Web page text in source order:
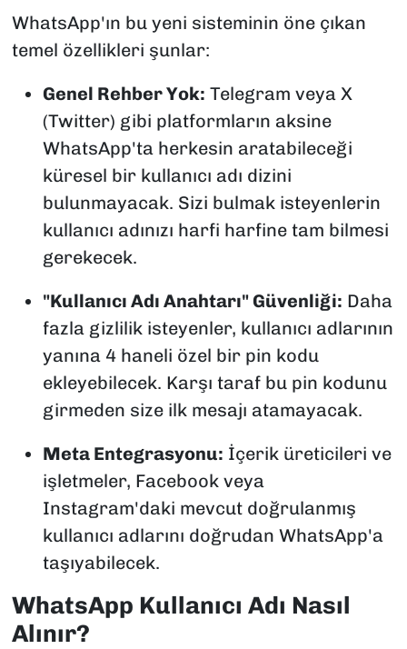
WhatsApp'ın bu yeni sisteminin öne çıkan
temel özellikleri şunlar:
Genel Rehber Yok: Telegram veya X
(Twitter) gibi platformların aksine
WhatsApp'ta herkesin aratabileceği
küresel bir kullanıcı adı dizini
bulunmayacak. Sizi bulmak isteyenlerin
kullanıcı adınızı harfi harfine tam bilmesi
gerekecek.
"Kullanıcı Adı Anahtarı" Güvenliği: Daha
fazla gizlilik isteyenler, kullanıcı adlarının
yanına 4 haneli özel bir pin kodu
ekleyebilecek. Karşı taraf bu pin kodunu
girmeden size ilk mesajı atamayacak.
Meta Entegrasyonu: İçerik üreticileri ve
işletmeler, Facebook veya
Instagram'daki mevcut doğrulanmış
kullanıcı adlarını doğrudan WhatsApp'a
taşıyabilecek.
WhatsApp Kullanıcı Adı Nasıl
Alınır?